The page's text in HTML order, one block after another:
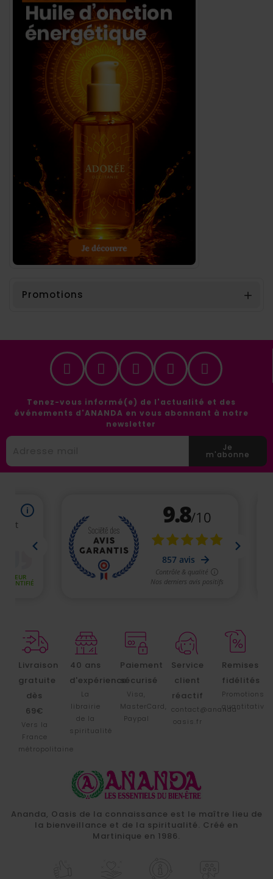
Promotions 
Tenez-vous informé(e) de l'actualité et des
événements d'ANANDA en vous abonnant à notre
newsletter
Je
m'abonne
Livraison
gratuite
dès
69€
Vers la
France
métropolitaine
40 ans
d'expérience
La
librairie
de la
spiritualité
Paiement
sécurisé
Visa,
MasterCard,
Paypal
Service
client
réactif
contact@ananda-
oasis.fr
Remises
fidélités
Promotions
Ananda, Oasis de la connaissance est le maître lieu de
la bienveillance et de la spiritualité. Créé en
Martinique en 1986.